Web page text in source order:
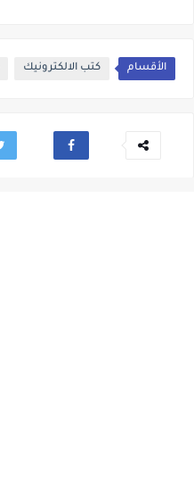
الأقسام كتب الالكترونيك